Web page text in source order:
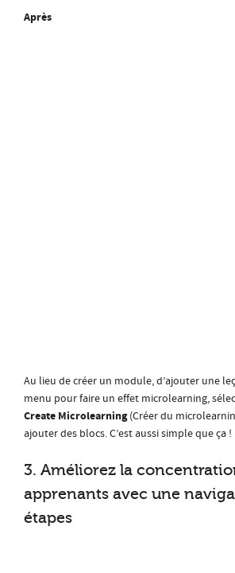
Après
Au lieu de créer un module, d’ajouter une
menu pour faire un effet microlearning,
Create Microlearning(Créer du
ajouter des blocs. C’est aussi simple que ça !
3. Améliorez la
apprenants avec une
étapes